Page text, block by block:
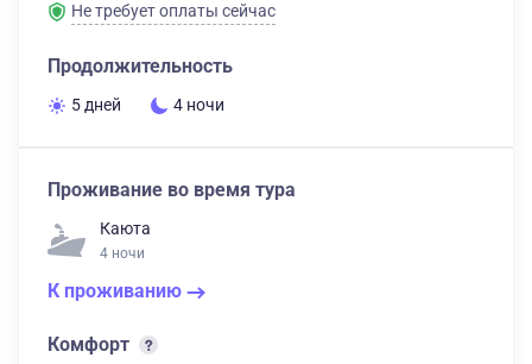
Не требует оплаты сейчас
Продолжительность
5 дней 4 ночи
Проживание во время тура
Каюта
4 ночи
К проживанию
Комфорт